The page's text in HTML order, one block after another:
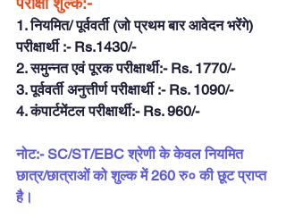
1. नियमित/ पूर्ववर्ती (जो प्रथम बार आवेदन भरेंगे)
परीक्षार्थी :- Rs.1430/-
2. समुन्नत एवं पूरक परीक्षार्थी:- Rs. 1770/-
3. पूर्ववर्ती अनुत्तीर्ण परीक्षार्थी :- Rs. 1090/-
4. कंपार्टमेंटल परीक्षार्थी:- Rs. 960/-
नोट:- SC/ST/EBC श्रेणी के केवल नियमित
छात्र/छात्राओं को शुल्क में 260 रु० की छूट प्राप्त
है।